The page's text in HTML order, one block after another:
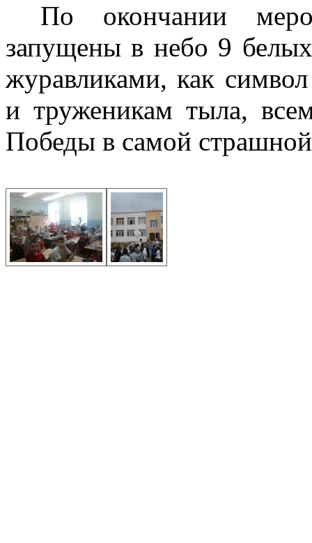
По окончании
запущены в небо 9
журавликами, как
и труженикам тыла,
Победы в самой страшной